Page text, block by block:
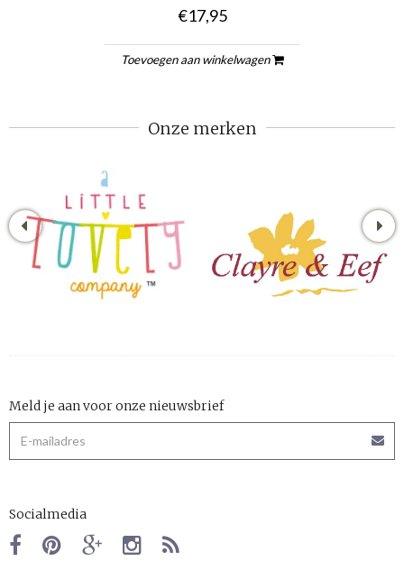
€17,95
Toevoegen aan winkelwagen
Onze merken
Meld je aan voor onze nieuwsbrief
Socialmedia